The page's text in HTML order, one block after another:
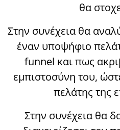
θα
Στην συνέχεια θα
έναν υποψήφιο
funnel και πως
εμπιστοσύνη του,
πελάτης της
Στην συνέχεια θα